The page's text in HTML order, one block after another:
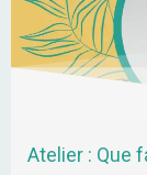
Atelier : Que